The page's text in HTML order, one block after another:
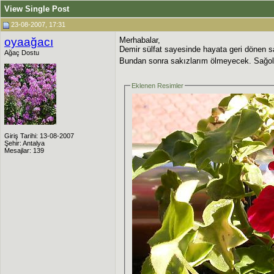
View Single Post
23-08-2007, 17:31
oyaağacı
Ağaç Dostu
Giriş Tarihi: 13-08-2007
Şehir: Antalya
Mesajlar: 139
Merhabalar,
Demir sülfat sayesinde hayata geri dönen
Bundan sonra sakızlarım ölmeyecek.
Eklenen Resimler